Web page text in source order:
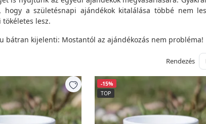
a születésnapi ajándékok kitalálása többé nem
lesz.
bátran kijelenti: Mostantól az ajándékozás nem probléma!
Rendezés
-15%
TOP